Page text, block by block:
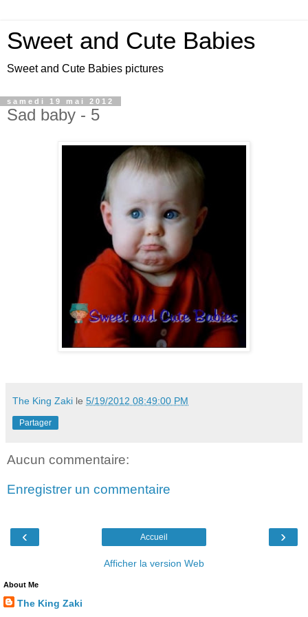
Sweet and Cute Babies
Sweet and Cute Babies pictures
samedi 19 mai 2012
Sad baby - 5
The King Zaki le 5/19/2012 08:49:00 PM
Partager
Aucun commentaire:
Enregistrer un commentaire
‹ ›
Accueil
Afficher la version Web
About Me
The King Zaki